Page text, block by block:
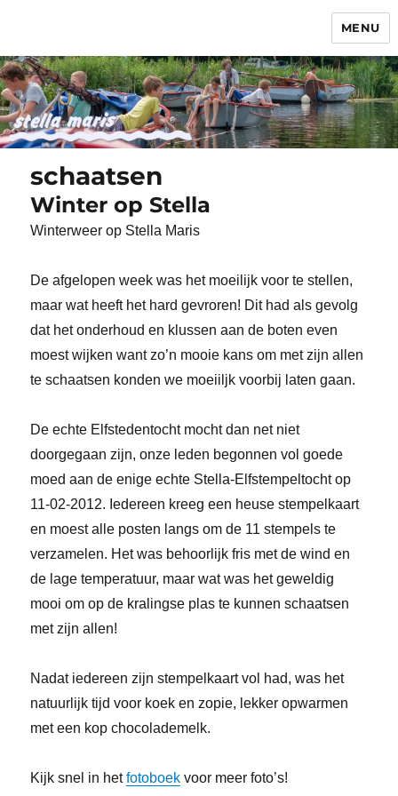
MENU
schaatsen
Winter op Stella
Winterweer op Stella Maris
De afgelopen week was het moeilijk voor te stellen,
maar wat heeft het hard gevroren! Dit had als gevolg
dat het onderhoud en klussen aan de boten even
moest wijken want zo’n mooie kans om met zijn allen
te schaatsen konden we moeiiljk voorbij laten gaan.
De echte Elfstedentocht mocht dan net niet
doorgegaan zijn, onze leden begonnen vol goede
moed aan de enige echte Stella-Elfstempeltocht op
11-02-2012. Iedereen kreeg een heuse stempelkaart
en moest alle posten langs om de 11 stempels te
verzamelen. Het was behoorlijk fris met de wind en
de lage temperatuur, maar wat was het geweldig
mooi om op de kralingse plas te kunnen schaatsen
met zijn allen!
Nadat iedereen zijn stempelkaart vol had, was het
natuurlijk tijd voor koek en zopie, lekker opwarmen
met een kop chocolademelk.
Kijk snel in hetfotoboek voor meer foto’s!